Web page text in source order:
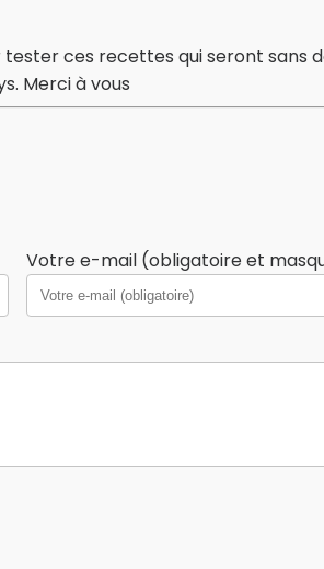
ces recettes qui seront sans
Merci à vous
Votre e-mail (obligatoire et